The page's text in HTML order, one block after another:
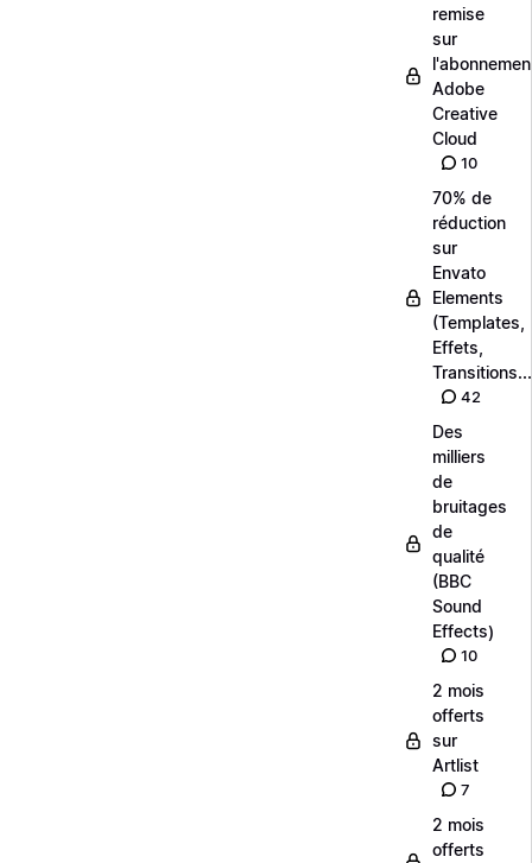
remise
sur
Adobe
Creative
Cloud
10
70% de
réduction
sur
Envato
Elements
(Templates,
Effets,
42
Des
milliers
de
bruitages
de
qualité
(BBC
Sound
Effects)
10
2 mois
offerts
sur
Artlist
7
2 mois
offerts